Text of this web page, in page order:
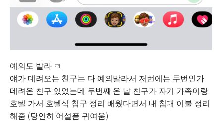
예의도 발라 ㅋ
얘가 데려오는 친구는 다 예의발라서 저번에는 두번인가
데려온 친구 있었는데 두번째 온 날 친구가 자기 가족이랑
호텔 가서 호텔식 침구 정리 배웠다면서 내 침대 이불 정리
해줌 (당연히 어설픔 귀여움)